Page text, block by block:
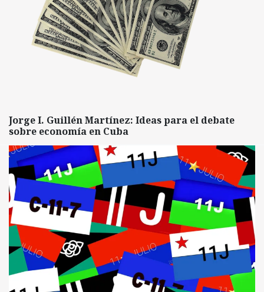
Jorge I. Guillén Martínez: Ideas para el debate
sobre economía en Cuba